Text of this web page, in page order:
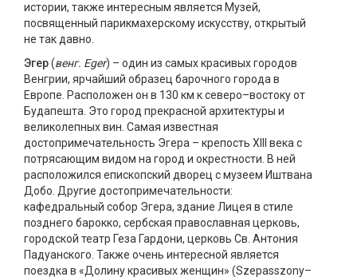
истории, также интересным является Музей,
посвященный парикмахерскому искусству, открытый
не так давно.
Эгер(венг. Eger) – один из самых красивых городов
Венгрии, ярчайший образец барочного города в
Европе. Расположен он в 130 км к северо–востоку от
Будапешта. Это город прекрасной архитектуры и
великолепных вин. Самая известная
достопримечательность Эгера – крепость XIII века с
потрясающим видом на город и окрестности. В ней
расположился епископский дворец с музеем Иштвана
Добо. Другие достопримечательности:
кафедральный собор Эгера, здание Лицея в стиле
позднего барокко, сербская православная церковь,
городской театр Геза Гардони, церковь Св. Антония
Падуанского. Также очень интересной является
поездка в «Долину красивых женщин» (Szepasszony–